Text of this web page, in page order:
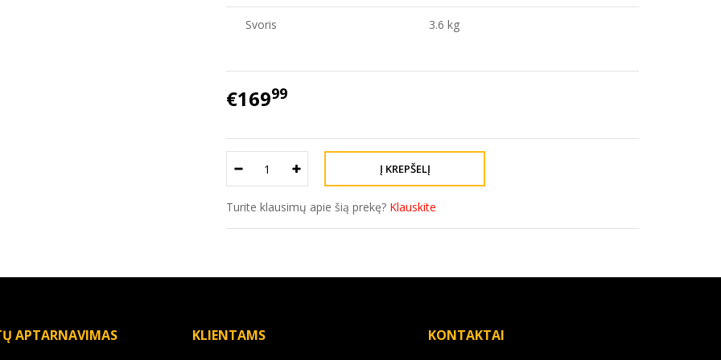
Svoris 3.6 kg
€16999
Turite klausimų apie šią prekę? Klauskite
APTARNAVIMAS KLIENTAMS KONTAKTAI